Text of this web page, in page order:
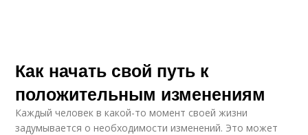
Как начать свой путь к
положительным изменениям
Каждый человек в какой-то момент своей жизни
задумывается о необходимости изменений. Это может